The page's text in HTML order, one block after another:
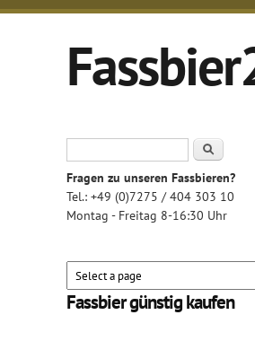
Direkt zum Inhalt
Suche
Fragen zu unseren Fassbieren?
Tel.: +49 (0)7275 / 404 303 10
Montag - Freitag 8-16:30 Uhr
Fassbier günstig kaufen